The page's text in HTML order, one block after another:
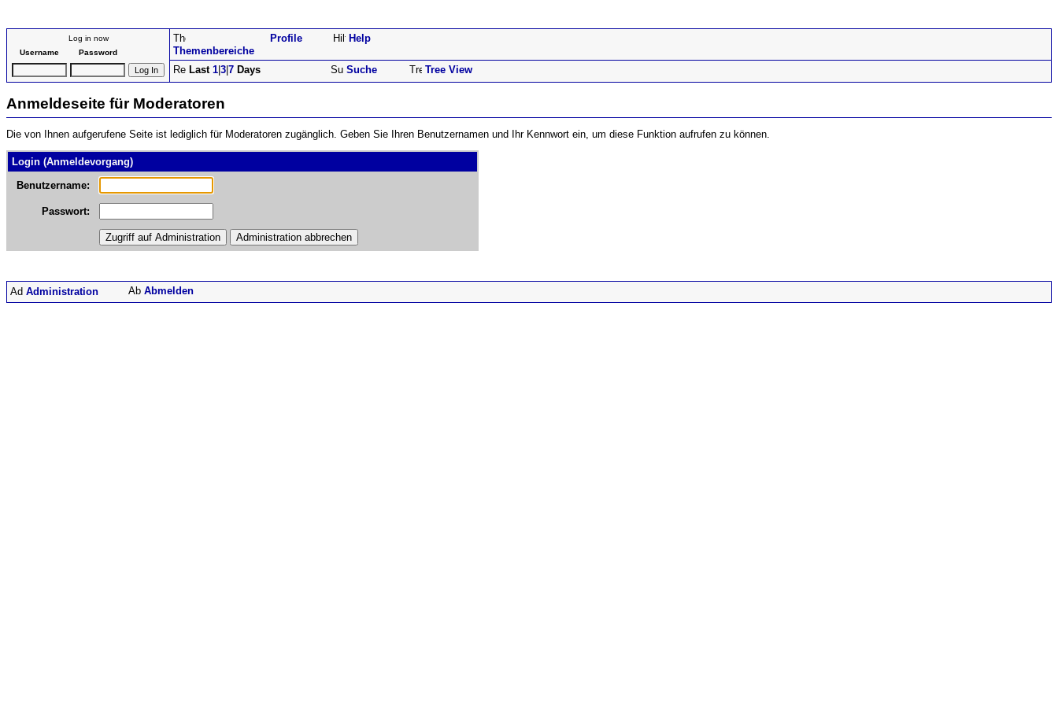
Log in now
Username
Password Themenbereiche
Profile Help
Last 1 3 7 Days Suche Tree View
Anmeldeseite für Moderatoren
Die von Ihnen aufgerufene Seite ist lediglich für Moderatoren zugänglich. Geben Sie Ihren Benutzernamen und Ihr Kennwort ein, um diese Funktion aufrufen zu können.
Login (Anmeldevorgang)
Benutzername:
Passwort:
Administration Abmelden